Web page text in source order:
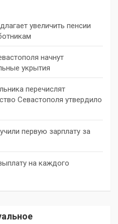
увеличить пенсии
начнут
укрытия
перечислят
Севастополя утвердило
первую зарплату за
на каждого